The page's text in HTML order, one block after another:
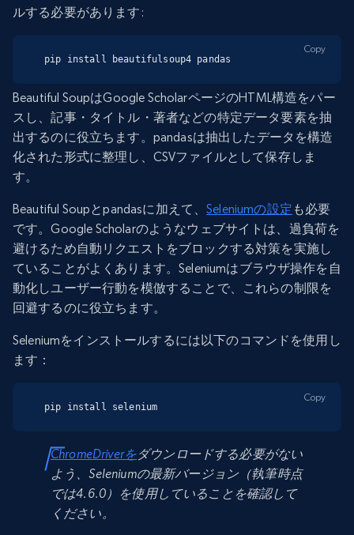
ルする必要があります:
pip install beautifulsoup4 pandas
Copy
Beautiful SoupはGoogle ScholarページのHTML構造をパー
スし、記事・タイトル・著者などの特定データ要素を抽
出するのに役立ちます。pandasは抽出したデータを構造
化された形式に整理し、CSVファイルとして保存しま
す。
Beautiful Soupとpandasに加えて、Seleniumの設定 も必要
です。Google Scholarのようなウェブサイトは、過負荷を
避けるため自動リクエストをブロックする対策を実施し
ていることがよくあります。Seleniumはブラウザ操作を自
動化しユーザー行動を模倣することで、これらの制限を
回避するのに役立ちます。
Seleniumをインストールするには以下のコマンドを使用し
ます：
pip install selenium
Copy
ChromeDriverをダウンロードする必要がない
よう、Seleniumの最新バージョン（執筆時点
では4.6.0）を使用していることを確認して
ください。